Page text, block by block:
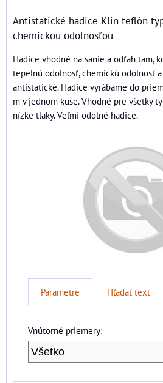
Antistatické hadice Klin teflón
chemickou odolnosťou
Hadice vhodné na sanie a odťah tam,
tepelnú odolnosť, chemickú odolnosť
antistatické. Hadice vyrábame do
m v jednom kuse. Vhodné pre všetky
nízke tlaky. Veľmi odolné hadice.
Parametre Hľadať text
Vnútorné priemery: